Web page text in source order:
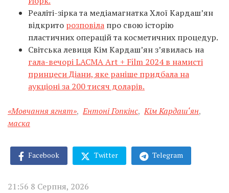
Реаліті-зірка та медіамагнатка Хлої Кардаш’ян
відкрито розповіла про свою історію
пластичних операцій та косметичних процедур.
Світська левиця Кім Кардаш’ян з’явилась на
гала-вечорі LACMA Art + Film 2024 в намисті
принцеси Діани, яке раніше придбала на
аукціоні за 200 тисяч доларів.
«Мовчання ягнят», Ентоні Гопкінс, Кім Кардаш‘ян,
маска
Facebook Twitter Telegram
21:56 8 Серпня, 2026